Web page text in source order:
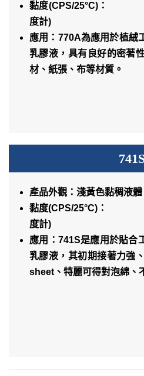
黏度(CPS/25°C)：
度計)
應用：770A為應用於植絨
乳膠液，具有良好的密著
材、紙張、布等材質。
產品外觀：淺黃色黏稠液體
黏度(CPS/25°C)：
度計)
應用：741S是應用於貼合
乳膠液，其初期接著力強
sheet、特麗可得對泡綿、